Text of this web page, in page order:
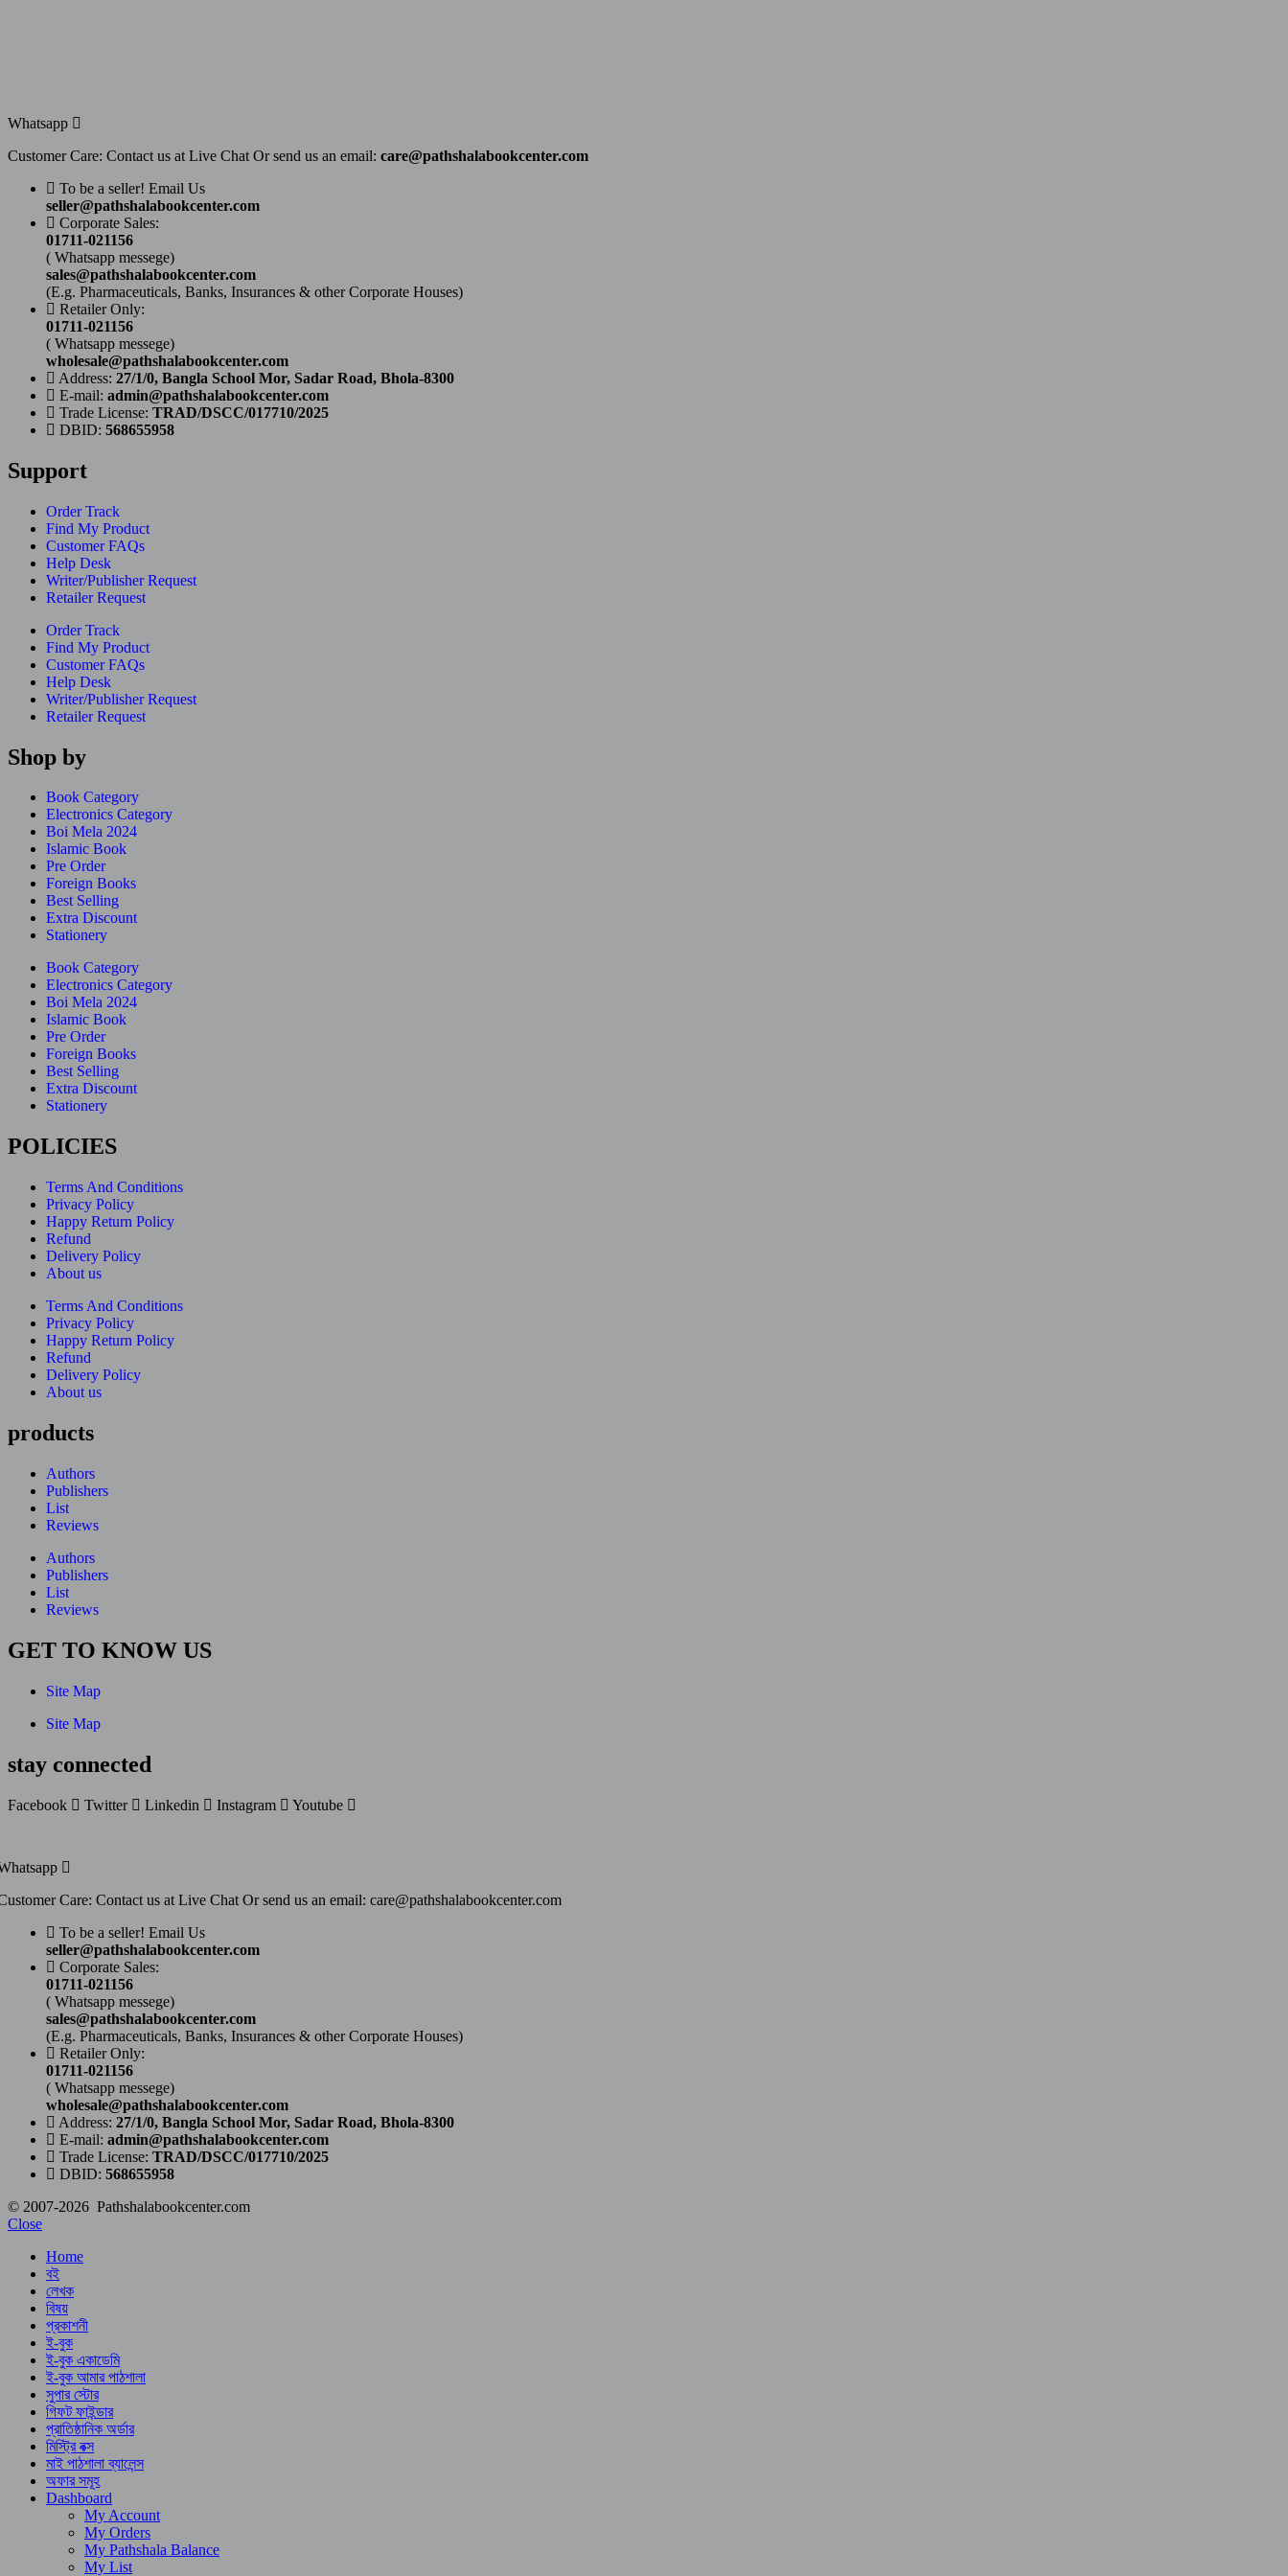
Whatsapp
Customer Care: Contact us at Live Chat Or send us an email: care@pathshalabookcenter.com
To be a seller! Email Us
seller@pathshalabookcenter.com
Corporate Sales:
01711-021156
( Whatsapp messege)
sales@pathshalabookcenter.com
(E.g. Pharmaceuticals, Banks, Insurances & other Corporate Houses)
Retailer Only:
01711-021156
( Whatsapp messege)
wholesale@pathshalabookcenter.com
Address: 27/1/0, Bangla School Mor, Sadar Road, Bhola-8300
E-mail: admin@pathshalabookcenter.com
Trade License: TRAD/DSCC/017710/2025
DBID: 568655958
Support
Order Track
Find My Product
Customer FAQs
Help Desk
Writer/Publisher Request
Retailer Request
Order Track
Find My Product
Customer FAQs
Help Desk
Writer/Publisher Request
Retailer Request
Shop by
Book Category
Electronics Category
Boi Mela 2024
Islamic Book
Pre Order
Foreign Books
Best Selling
Extra Discount
Stationery
Book Category
Electronics Category
Boi Mela 2024
Islamic Book
Pre Order
Foreign Books
Best Selling
Extra Discount
Stationery
POLICIES
Terms And Conditions
Privacy Policy
Happy Return Policy
Refund
Delivery Policy
About us
Terms And Conditions
Privacy Policy
Happy Return Policy
Refund
Delivery Policy
About us
products
Authors
Publishers
List
Reviews
Authors
Publishers
List
Reviews
GET TO KNOW US
Site Map
Site Map
stay connected
Facebook Twitter Linkedin Instagram Youtube
Care: Contact us at Live Chat Or send us an email: care@pathshalabookcenter.com
To be a seller! Email Us
seller@pathshalabookcenter.com
Corporate Sales:
01711-021156
( Whatsapp messege)
sales@pathshalabookcenter.com
(E.g. Pharmaceuticals, Banks, Insurances & other Corporate Houses)
Retailer Only:
01711-021156
( Whatsapp messege)
wholesale@pathshalabookcenter.com
Address: 27/1/0, Bangla School Mor, Sadar Road, Bhola-8300
E-mail: admin@pathshalabookcenter.com
Trade License: TRAD/DSCC/017710/2025
DBID: 568655958
© 2007-2026 Pathshalabookcenter.com
Close
Home
বই
লেখক
বিষয়
প্রকাশনী
ই-বুক
ই-বুক একাডেমি
ই-বুক আমার পাঠশালা
সুপার ‍স্টোর
গিফট ফাইন্ডার
প্রাতিষ্ঠানিক অর্ডার
মিস্ট্রি বক্স
মাই পাঠশালা ব্যালেন্স
অফার সমূহ
Dashboard
My Account
My Orders
My Pathshala Balance
My List